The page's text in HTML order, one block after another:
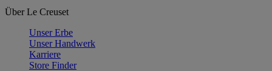
Über Le Creuset
Unser Erbe
Unser Handwerk
Karriere
Store Finder